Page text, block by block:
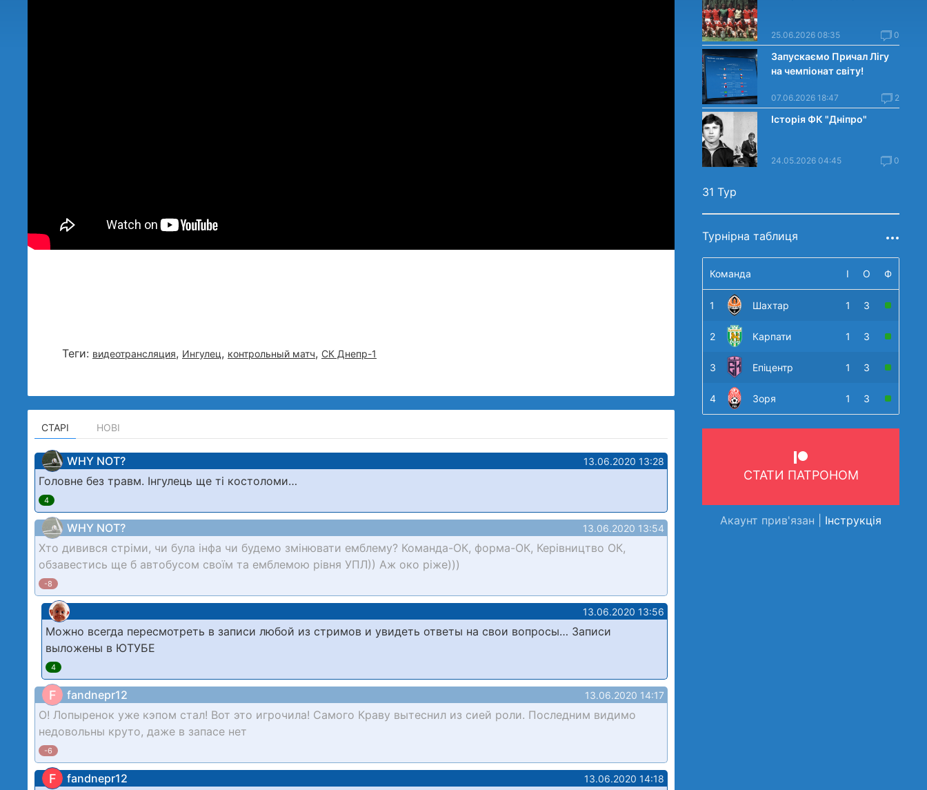
Теги: видеотрансляция, Ингулец, контрольный матч, СК Днепр-1
СТАРІ НОВІ
WHY NOT? 13.06.2020 13:28
Головне без травм. Інгулець ще ті костоломи…
4
WHY NOT? 13.06.2020 13:54
Хто дивився стріми, чи була інфа чи будемо змінювати емблему? Команда-ОК, форма-ОК, Керівництво ОК,
обзавестись ще б автобусом своїм та емблемою рівня УПЛ)) Аж око ріже)))
-8
13.06.2020 13:56
Можно всегда пересмотреть в записи любой из стримов и увидеть ответы на свои вопросы… Записи
выложены в ЮТУБЕ
4
F fandnepr12 13.06.2020 14:17
О! Лопыренок уже кэпом стал! Вот это игрочила! Самого Краву вытеснил из сией роли. Последним видимо
недовольны круто, даже в запасе нет
-6
F fandnepr12 13.06.2020 14:18
25.06.2026 08:35 0
Запускаємо Причал Лігу
на чемпіонат світу!
07.06.2026 18:47 2
Історія ФК "Дніпро"
24.05.2026 04:45 0
31 Тур
Турнірна таблиця
Команда І О Ф
1 Шахтар 1 3
2 Карпати 1 3
3 Епіцентр 1 3
4 Зоря 1 3
СТАТИ ПАТРОНОМ
Акаунт прив'язан | Інструкція